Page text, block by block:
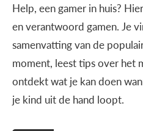
Help, een gamer in huis?
en verantwoord gamen. Je
samenvatting van de
moment, leest tips over het
ontdekt wat je kan doen
je kind uit de hand loopt.